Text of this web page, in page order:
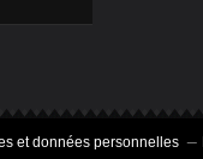
et données personnelles